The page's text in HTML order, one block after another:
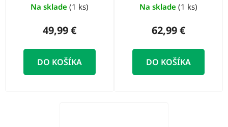
Na sklade (1 ks)
49,99 €
DO KOŠÍKA
Na sklade (1 ks)
62,99 €
DO KOŠÍKA